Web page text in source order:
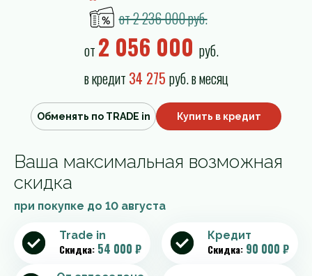
от 2 236 000 руб.
от 2 056 000 руб.
в кредит 34 275 руб. в месяц
Обменять по TRADE in Купить в кредит
Ваша максимальная возможная
скидка
при покупке до 10 августа
Trade in
Скидка: 54 000 ₽
Кредит
Скидка: 90 000 ₽